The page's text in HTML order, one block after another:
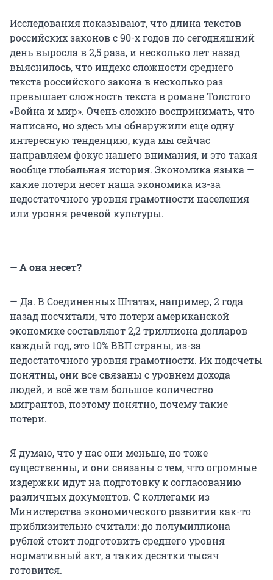
Исследования показывают, что длина текстов
российских законов с 90-х годов по сегодняшний
день выросла в 2,5 раза, и несколько лет назад
выяснилось, что индекс сложности среднего
текста российского закона в несколько раз
превышает сложность текста в романе Толстого
«Война и мир». Очень сложно воспринимать, что
написано, но здесь мы обнаружили еще одну
интересную тенденцию, куда мы сейчас
направляем фокус нашего внимания, и это такая
вообще глобальная история. Экономика языка —
какие потери несет наша экономика из-за
недостаточного уровня грамотности населения
или уровня речевой культуры.
— А она несет?
— Да. В Соединенных Штатах, например, 2 года
назад посчитали, что потери американской
экономике составляют 2,2 триллиона долларов
каждый год, это 10% ВВП страны, из-за
недостаточного уровня грамотности. Их подсчеты
понятны, они все связаны с уровнем дохода
людей, и всё же там большое количество
мигрантов, поэтому понятно, почему такие
потери.
Я думаю, что у нас они меньше, но тоже
существенны, и они связаны с тем, что огромные
издержки идут на подготовку к согласованию
различных документов. С коллегами из
Министерства экономического развития как-то
приблизительно считали: до полумиллиона
рублей стоит подготовить среднего уровня
нормативный акт, а таких десятки тысяч
готовится.